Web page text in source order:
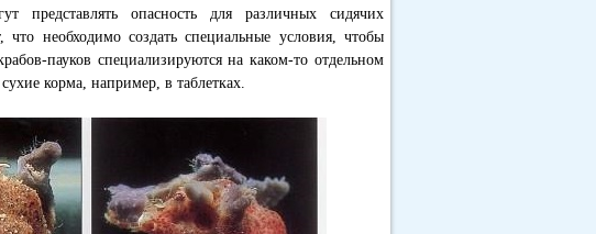
опасность для различных сидячих
необходимо создать специальные условия, чтобы
пауков специализируются на каком-то отдельном
корма, например, в таблетках.